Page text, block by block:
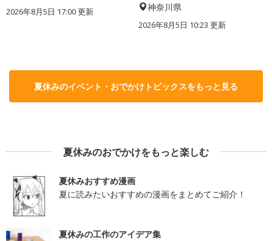
2026年8月5日 17:00更新 神奈川県
2026年8月5日 10:23 更新
夏休みのイベント・おでかけトピックスをもっと見る
夏休みのおでかけをもっと楽しむ
夏休みおすすめ漫画
夏に読みたいおすすめの漫画をまとめてご紹介！
夏休みの工作のアイデア集